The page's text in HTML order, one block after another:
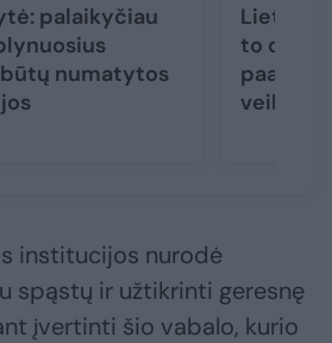
palaikyčiau
numatytos
to dar
institucijos nurodė
spąstų ir užtikrinti geresnę
įvertinti šio vabalo, kurio